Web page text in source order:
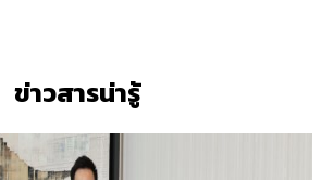
ข่าวสารน่ารู้